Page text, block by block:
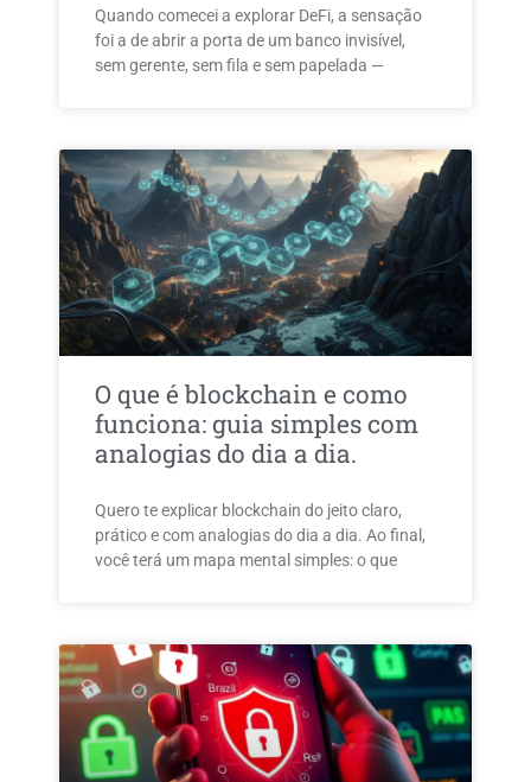
Quando comecei a explorar DeFi, a sensação
foi a de abrir a porta de um banco invisível,
sem gerente, sem fila e sem papelada —
O que é blockchain e como
funciona: guia simples com
analogias do dia a dia.
Quero te explicar blockchain do jeito claro,
prático e com analogias do dia a dia. Ao final,
você terá um mapa mental simples: o que